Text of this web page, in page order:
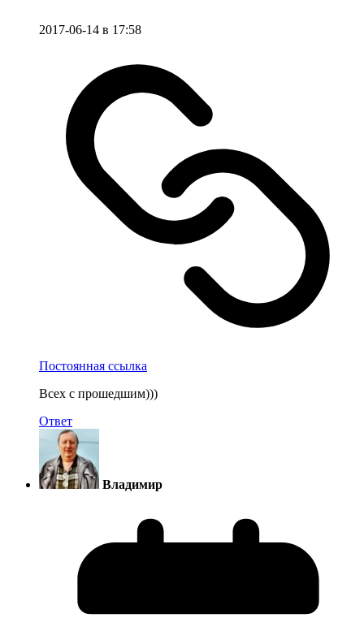
2017-06-14 в 17:58
Постоянная ссылка
Всех с прошедшим)))
Ответ
Владимир